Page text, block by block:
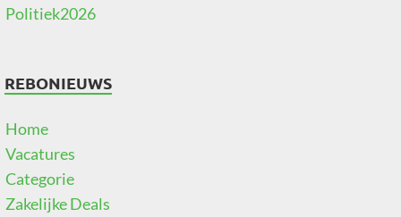
Politiek2026
REBONIEUWS
Home
Vacatures
Categorie
Zakelijke Deals